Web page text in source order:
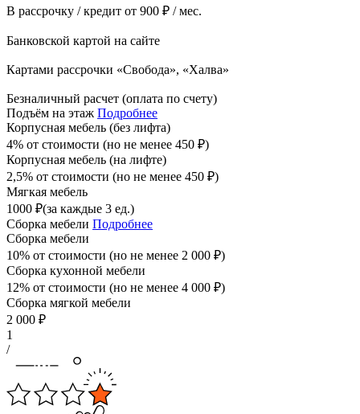
В рассрочку / кредит от 900 ₽ / мес.
Банковской картой на сайте
Картами рассрочки «Свобода», «Халва»
Безналичный расчет (оплата по счету)
Подъём на этаж Подробнее
Корпусная мебель (без лифта)
4% от стоимости (но не менее 450 ₽)
Корпусная мебель (на лифте)
2,5% от стоимости (но не менее 450 ₽)
Мягкая мебель
1000 ₽(за каждые 3 ед.)
Сборка мебели Подробнее
Сборка мебели
10% от стоимости (но не менее 2 000 ₽)
Сборка кухонной мебели
12% от стоимости (но не менее 4 000 ₽)
Сборка мягкой мебели
2 000 ₽
1
/